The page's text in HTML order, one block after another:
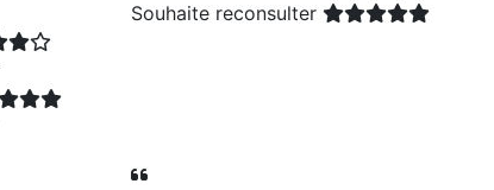
Souhaite reconsulter